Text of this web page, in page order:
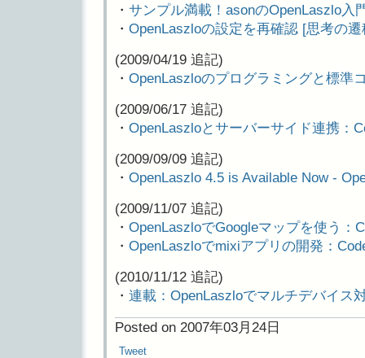
・ サンプル満載！asonのOpenLaszlo入
・ OpenLaszloの設定を再確認 [思考の
(2009/04/19 追記)
・ OpenLaszloのプログラミングと標準
(2009/06/17 追記)
・ OpenLaszloとサーバーサイド連携：
(2009/09/09 追記)
・ OpenLaszlo 4.5 is Available Now -
(2009/11/07 追記)
・ OpenLaszloでGoogleマップを使う：
・ OpenLaszloでmixiアプリの開発：
(2010/11/12 追記)
・ 連載：OpenLaszloでマルチデバイス
Posted on 2007年03月24日
Tweet